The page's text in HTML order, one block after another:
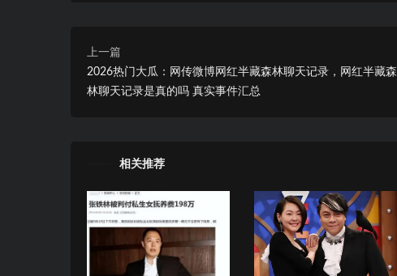
上一篇
2026热门大瓜：网传微博网红半藏森林聊天记录，网红半藏森
林聊天记录是真的吗 真实事件汇总
相关推荐